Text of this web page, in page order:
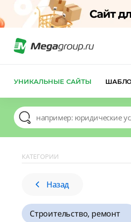
УНИКАЛЬНЫЕ САЙТЫ
КАТЕГОРИИ
Назад
Строительство, ремонт